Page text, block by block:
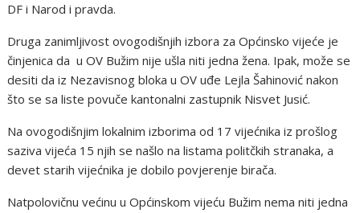
DF i Narod i pravda.
Druga zanimljivost ovogodišnjih izbora za Općinsko vijeće je
činjenica da u OV Bužim nije ušla niti jedna žena. Ipak, može se
desiti da iz Nezavisnog bloka u OV uđe Lejla Šahinović nakon
što se sa liste povuče kantonalni zastupnik Nisvet Jusić.
Na ovogodišnjim lokalnim izborima od 17 vijećnika iz prošlog
saziva vijeća 15 njih se našlo na listama politčkih stranaka, a
devet starih vijećnika je dobilo povjerenje birača.
Natpolovičnu većinu u Općinskom vijeću Bužim nema niti jedna